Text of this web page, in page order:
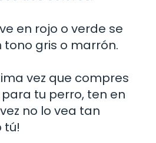
en rojo o verde se
tono gris o marrón.
vez que compres
tu perro, ten en
no lo vea tan
tú!